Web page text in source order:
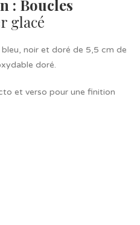
: Boucles
glacé
noir et doré de 5,5 cm de
doré.
et verso pour une finition